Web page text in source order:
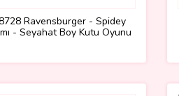
Ravensburger - Spidey
- Seyahat Boy Kutu Oyunu